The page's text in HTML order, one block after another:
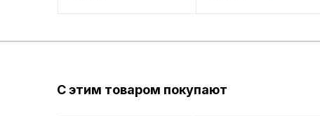
С этим товаром покупают